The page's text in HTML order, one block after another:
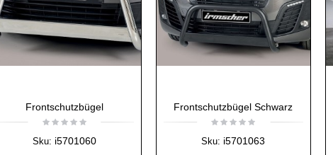
Frontschutzbügel
Sku: i5701060
Frontschutzbügel Schwarz
Sku: i5701063